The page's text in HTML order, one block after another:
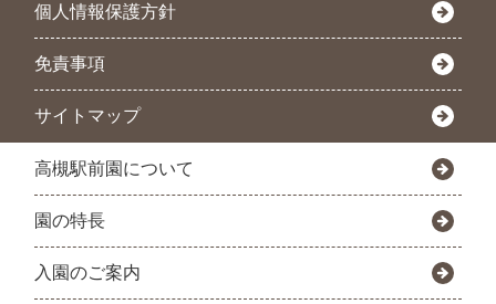
個人情報保護方針
免責事項
サイトマップ
高槻駅前園について
園の特長
入園のご案内